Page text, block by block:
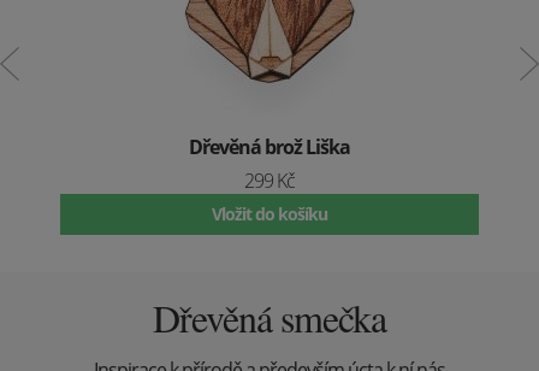
Dřevěná brož Liška
299 Kč
Vložit do košíku
Dřevěná smečka